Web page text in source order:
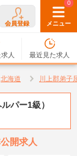
会員登録 メニュー
0
人
0
最近見た求人
北海道 川上郡弟子
パー1級）
開求人